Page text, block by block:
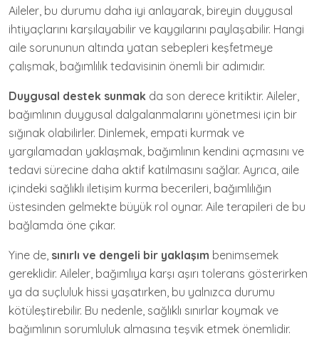
Aileler, bu durumu daha iyi anlayarak, bireyin duygusal
ihtiyaçlarını karşılayabilir ve kaygılarını paylaşabilir. Hangi
aile sorununun altında yatan sebepleri keşfetmeye
çalışmak, bağımlılık tedavisinin önemli bir adımıdır.
Duygusal destek sunmak da son derece kritiktir. Aileler,
bağımlının duygusal dalgalanmalarını yönetmesi için bir
sığınak olabilirler. Dinlemek, empati kurmak ve
yargılamadan yaklaşmak, bağımlının kendini açmasını ve
tedavi sürecine daha aktif katılmasını sağlar. Ayrıca, aile
içindeki sağlıklı iletişim kurma becerileri, bağımlılığın
üstesinden gelmekte büyük rol oynar. Aile terapileri de bu
bağlamda öne çıkar.
Yine de, sınırlı ve dengeli bir yaklaşım benimsemek
gereklidir. Aileler, bağımlıya karşı aşırı tolerans gösterirken
ya da suçluluk hissi yaşatırken, bu yalnızca durumu
kötüleştirebilir. Bu nedenle, sağlıklı sınırlar koymak ve
bağımlının sorumluluk almasına teşvik etmek önemlidir.